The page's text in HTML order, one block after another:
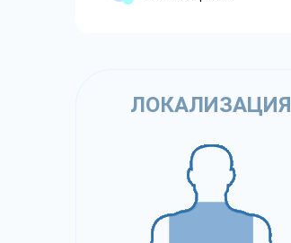
ЛОКАЛИЗАЦИЯ